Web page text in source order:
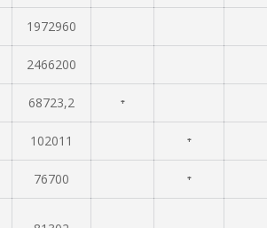
1972960
2466200
68723,2 ⁺
102011 ⁺
76700 ⁺